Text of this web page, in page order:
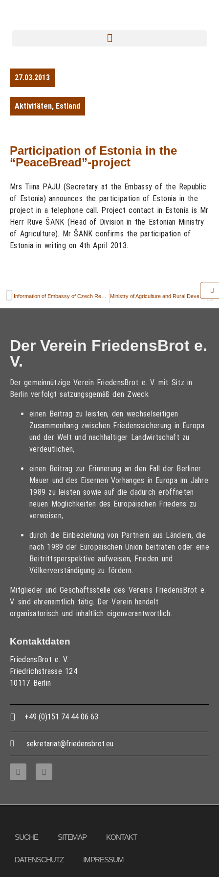
27.03.2013
Aktivitäten, Estland
Participation of Estonia in the
“PeaceBread”-project
Mrs Tiina PAJU (Secretary at the Embassy of the Republic
of Estonia) announces the participation of Estonia in the
project in a telephone call. Project contact in Estonia is Mr
Herr Ruve ŠANK (Head of Division in the Estonian Ministry
of Agriculture). Mr ŠANK confirms the participation of
Estonia in writing on 4th April 2013.
Ministry of Agriculture and Rural Development in Romania is interested
Der Verein FriedensBrot e.
V.
Der gemeinnützige Verein FriedensBrot e. V. mit Sitz in
Berlin verfolgt satzungsgemäß den Zweck
einen Beitrag zu leisten, den wechselseitigen
Zusammenhang zwischen Friedenssicherung in Europa
und der Welt und nachhaltiger Landwirtschaft zu
verdeutlichen,
einen Beitrag zur Erinnerung an den Fall der Berliner
Mauer und des Eisernen Vorhanges in Europa im Jahre
1989 zu leisten sowie auf die dadurch eröffneten
neuen Möglichkeiten des Europäischen Friedens zu
verweisen,
durch die Einbeziehung von Partnern aus Ländern, die
nach 1989 der Europäischen Union beitraten oder eine
Beitrittsperspektive aufweisen, Frieden und
Völkerverständigung zu fördern.
Mitglieder und Geschäftsstelle des Vereins FriedensBrot e.
V. sind ehrenamtlich tätig. Der Verein handelt
organisatorisch und inhaltlich eigenverantwortlich.
Kontaktdaten
FriedensBrot e. V.
Friedrichstrasse 124
10117 Berlin
+49 (0)151 74 44 06 63
sekretariat@friedensbrot.eu
SUCHE SITEMAP KONTAKT
DATENSCHUTZ IMPRESSUM